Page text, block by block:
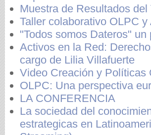
Muestra de Resultados
Taller colaborativo OLPC
"Todos somos Dateros"
Activos en la Red:
cargo de Lilia Villafuerte
Video Creación y Políticas
OLPC: Una perspectiva
LA CONFERENCIA
La sociedad del
estrategicas en